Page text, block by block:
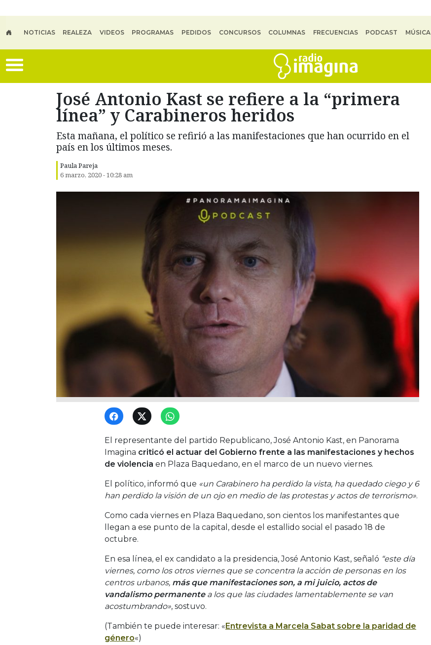
NOTICIAS REALEZA VIDEOS PROGRAMAS PEDIDOS CONCURSOS COLUMNAS FRECUENCIAS PODCAST MÚSICA
José Antonio Kast se refiere a la “primera
línea” y Carabineros heridos
Esta mañana, el político se refirió a las manifestaciones que han ocurrido en el
país en los últimos meses.
Paula Pareja
6 marzo, 2020 - 10:28 am
El representante del partido Republicano, José Antonio Kast, en Panorama
Imagina criticó el actuar del Gobierno frente a las manifestaciones y hechos
de violencia en Plaza Baquedano, en el marco de un nuevo viernes.
El político, informó que «un Carabinero ha perdido la vista, ha quedado ciego y 6
han perdido la visión de un ojo en medio de las protestas y actos de terrorismo».
Como cada viernes en Plaza Baquedano, son cientos los manifestantes que
llegan a ese punto de la capital, desde el estallido social el pasado 18 de
octubre.
En esa línea, el ex candidato a la presidencia, José Antonio Kast, señaló “este día
viernes, como los otros viernes que se concentra la acción de personas en los
centros urbanos, más que manifestaciones son, a mi juicio, actos de
vandalismo permanentea los que las ciudades lamentablemente se van
acostumbrando», sostuvo.
(También te puede interesar: « Entrevista a Marcela Sabat sobre la paridad de
género«)